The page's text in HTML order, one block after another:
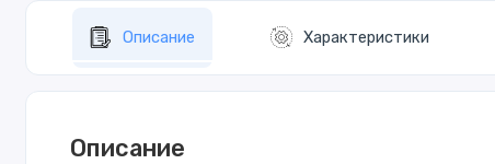
Описание Характеристики
Описание